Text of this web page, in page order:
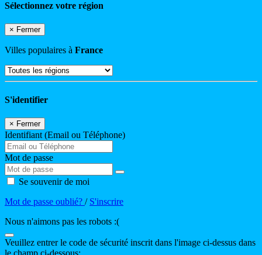
Sélectionnez votre région
× Fermer
Villes populaires à France
S'identifier
× Fermer
Identifiant (Email ou Téléphone)
Mot de passe
Se souvenir de moi
Mot de passe oublié? / S'inscrire
Nous n'aimons pas les robots :(
Veuillez entrer le code de sécurité inscrit dans l'image ci-dessus dans
le champ ci-dessous: